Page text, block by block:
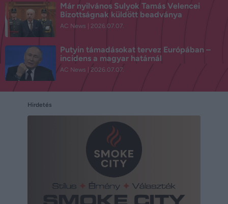
Már nyilvános Sulyok Tamás Velencei
Bizottságnak küldött beadványa
AC News 2026.07.07.
Putyin támadásokat tervez Európában –
incidens a magyar határnál
AC News 2026.07.07.
Hirdetés